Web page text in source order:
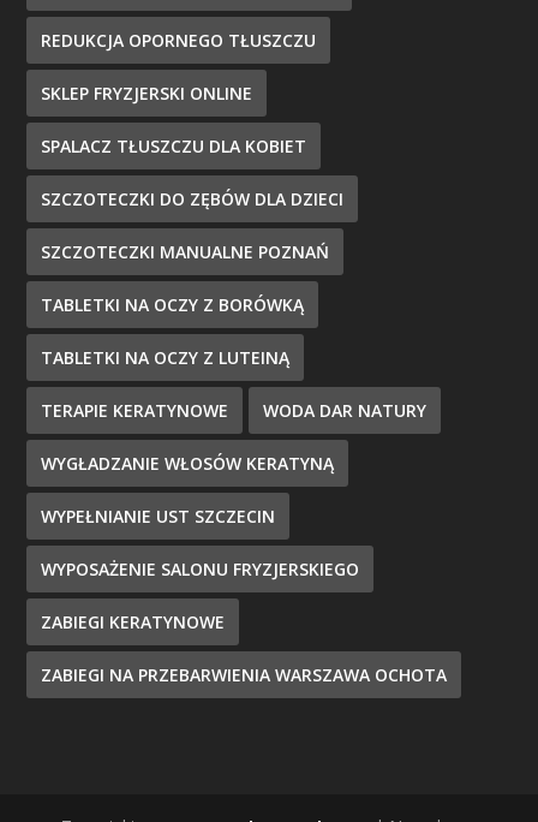
REDUKCJA OPORNEGO TŁUSZCZU
SKLEP FRYZJERSKI ONLINE
SPALACZ TŁUSZCZU DLA KOBIET
SZCZOTECZKI DO ZĘBÓW DLA DZIECI
SZCZOTECZKI MANUALNE POZNAŃ
TABLETKI NA OCZY Z BORÓWKĄ
TABLETKI NA OCZY Z LUTEINĄ
TERAPIE KERATYNOWE WODA DAR NATURY
WYGŁADZANIE WŁOSÓW KERATYNĄ
WYPEŁNIANIE UST SZCZECIN
WYPOSAŻENIE SALONU FRYZJERSKIEGO
ZABIEGI KERATYNOWE
ZABIEGI NA PRZEBARWIENIA WARSZAWA OCHOTA